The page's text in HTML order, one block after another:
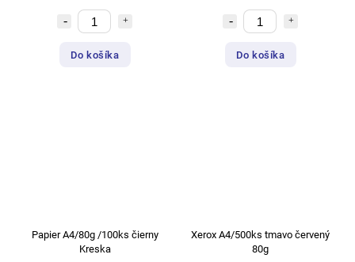
Do košíka Do košíka
Papier A4/80g /100ks čierny
Kreska
Xerox A4/500ks tmavo červený
80g